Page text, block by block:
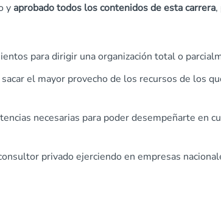
y aprobado todos los contenidos de esta carrera,
para dirigir una organización total o
el mayor provecho de los recursos de los
necesarias para poder desempeñarte en
privado ejerciendo en empresas